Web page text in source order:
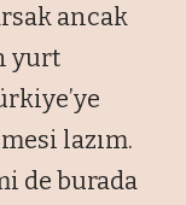
ancak
yurt
lazım.
de burada